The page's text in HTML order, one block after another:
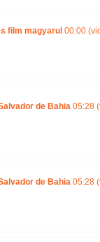
film magyarul 00:00
de Bahia 05:28
de Bahia 05:28